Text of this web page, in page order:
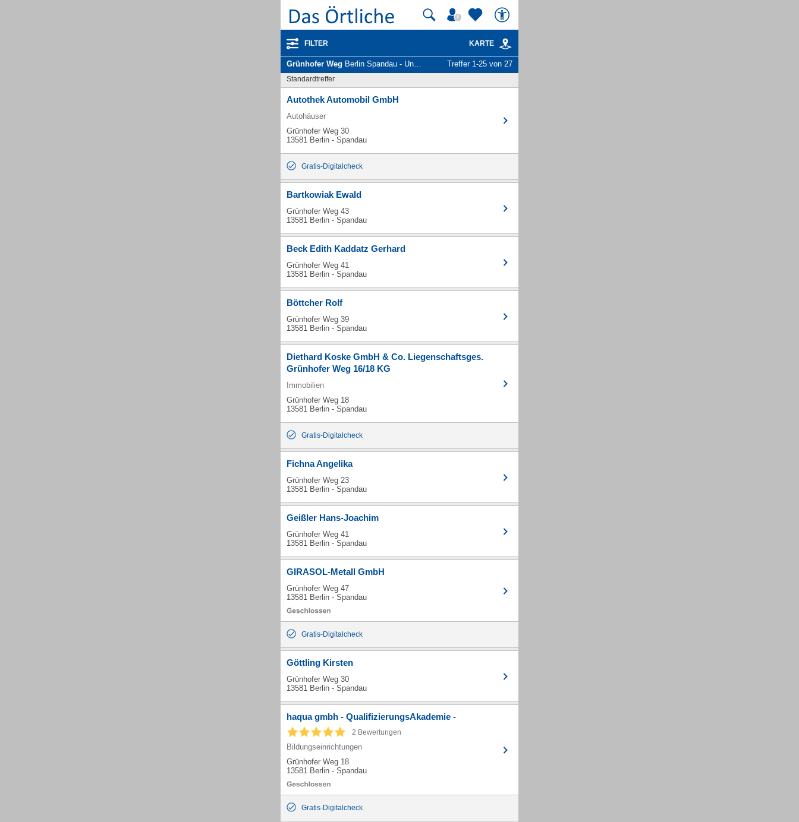
FILTER KARTE
Grünhofer Weg Berlin Spandau - Unternehmen und Personen Treffer 1-25 von 27
Standardtreffer
Autothek Automobil GmbH
Autohäuser
Grünhofer Weg 30
13581 Berlin - Spandau
Gratis-Digitalcheck
Bartkowiak Ewald
Grünhofer Weg 43
13581 Berlin - Spandau
Beck Edith Kaddatz Gerhard
Grünhofer Weg 41
13581 Berlin - Spandau
Böttcher Rolf
Grünhofer Weg 39
13581 Berlin - Spandau
Diethard Koske GmbH & Co. Liegenschaftsges.
Grünhofer Weg 16/18 KG
Immobilien
Grünhofer Weg 18
13581 Berlin - Spandau
Gratis-Digitalcheck
Fichna Angelika
Grünhofer Weg 23
13581 Berlin - Spandau
Geißler Hans-Joachim
Grünhofer Weg 41
13581 Berlin - Spandau
GIRASOL-Metall GmbH
Grünhofer Weg 47
13581 Berlin - Spandau
Gratis-Digitalcheck
Göttling Kirsten
Grünhofer Weg 30
13581 Berlin - Spandau
haqua gmbh - QualifizierungsAkademie -
2 Bewertungen
Bildungseinrichtungen
Grünhofer Weg 18
13581 Berlin - Spandau
Gratis-Digitalcheck